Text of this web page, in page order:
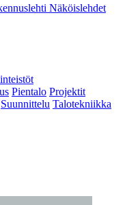
Näköislehdet
Pientalo Projektit
Suunnittelu Talotekniikka